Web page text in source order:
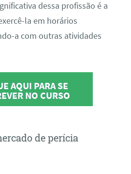
dessa profissão é a
la em horários
a com outras atividades
AQUI PARA SE
NO CURSO
de perícia